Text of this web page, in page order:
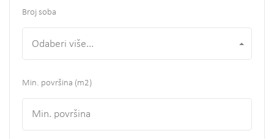
Broj soba
Odaberi više...
Min. površina (m2)